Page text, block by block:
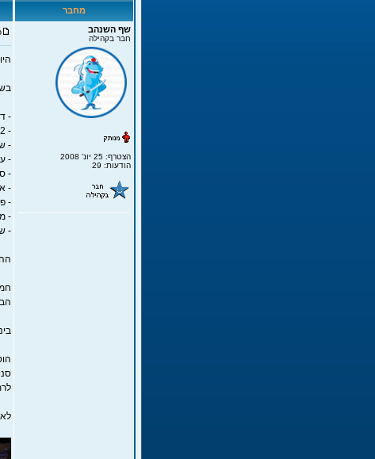
מחבר
שף השנהב
חבר בקהילה
הצטרף: 25 יונ' 2008
הודעות: 29
-
- 2 בצלים קצוצים
-
-
-
-
-
-
-